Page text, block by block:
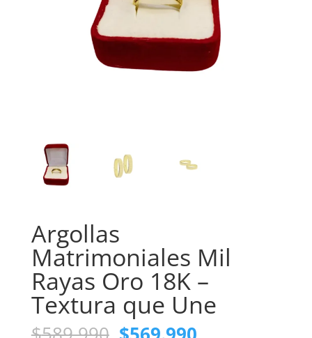
Argollas
Matrimoniales Mil
Rayas Oro 18K –
Textura que Une